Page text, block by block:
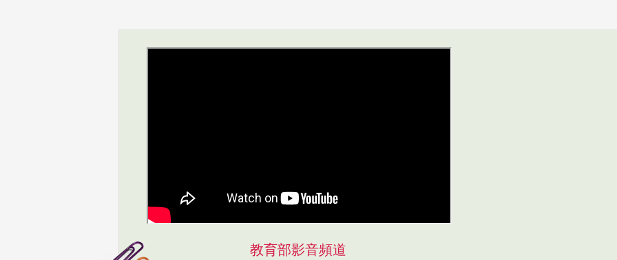
教育部影音頻道